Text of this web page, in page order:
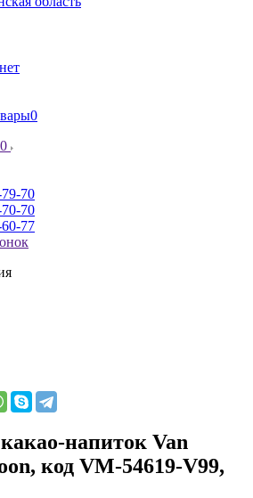
0
70
70
77
напиток Van
код VM-54619-V99,